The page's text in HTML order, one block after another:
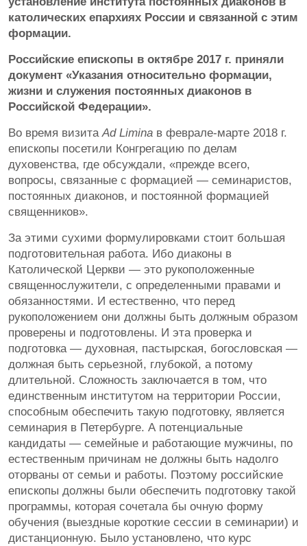
католических епархиях России и связанной с этим
формации.
Российские епископы в октябре 2017 г. приняли
документ «Указания относительно формации,
жизни и служения постоянных диаконов в
Российской Федерации».
Во время визитаAd Limina в феврале-марте 2018 г.
епископы посетили Конгрегацию по делам
духовенства, где обсуждали, «прежде всего,
вопросы, связанные с формацией — семинаристов,
постоянных диаконов, и постоянной формацией
священников».
За этими сухими формулировками стоит большая
подготовительная работа. Ибо диаконы в
Католической Церкви — это рукоположенные
священнослужители, с определенными правами и
обязанностями. И естественно, что перед
рукоположением они должны быть должным образом
проверены и подготовлены. И эта проверка и
подготовка — духовная, пастырская, богословская —
должная быть серьезной, глубокой, а потому
длительной. Сложность заключается в том, что
единственным институтом на территории России,
способным обеспечить такую подготовку, является
семинария в Петербурге. А потенциальные
кандидаты — семейные и работающие мужчины, по
естественным причинам не должны быть надолго
оторваны от семьи и работы. Поэтому российские
епископы должны были обеспечить подготовку такой
программы, которая сочетала бы очную форму
обучения (выездные короткие сессии в семинарии) и
дистанционную. Было установлено, что курс